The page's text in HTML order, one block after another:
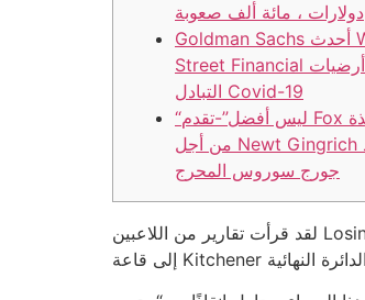
دولارات ، مائة ألف صعوبة
Goldman Sachs أحدث Wall Surface
Street Financial لمعالجة أرضيات
التبادل Covid-19
“ليس أفضل”-تقدم Fox الآن غير تعويذة
من أجل Newt Gingrich بعد أن يتوارد
جورج سوروس المحرج
لقد قرأت تقارير من اللاعبين Losin “العديد من” السبب لم يكن في المستقبل. وبالتالي ، كما هو كبير في العملة ، فإن الضغط على التعامل معها أكبر. بعد خمسة أيام ، قد أعود